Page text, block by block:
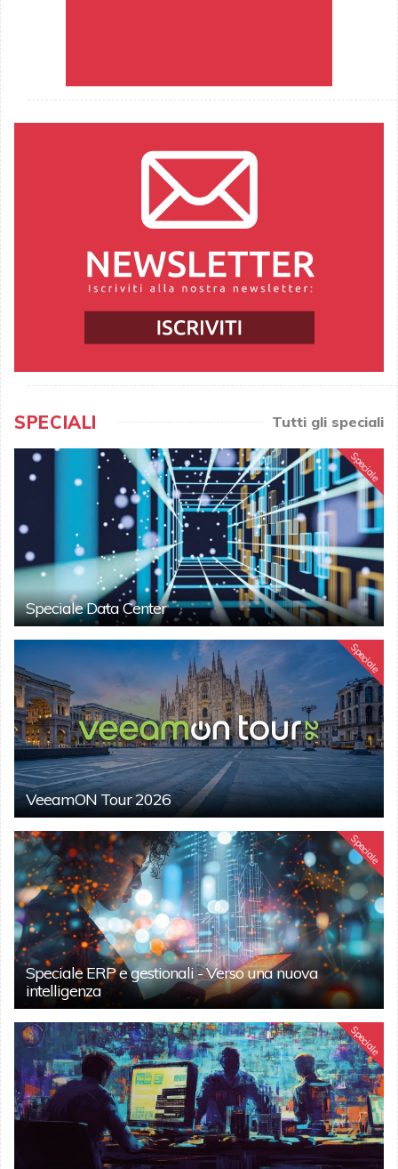
SPECIALI Tutti gli speciali
Speciale
Speciale Data Center
Speciale
VeeamON Tour 2026
Speciale
Speciale ERP e gestionali - Verso una nuova
intelligenza
Speciale